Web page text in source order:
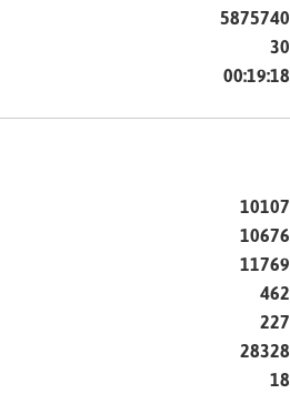
5875740
30
00:19:18
10107
10676
11769
462
227
28328
18